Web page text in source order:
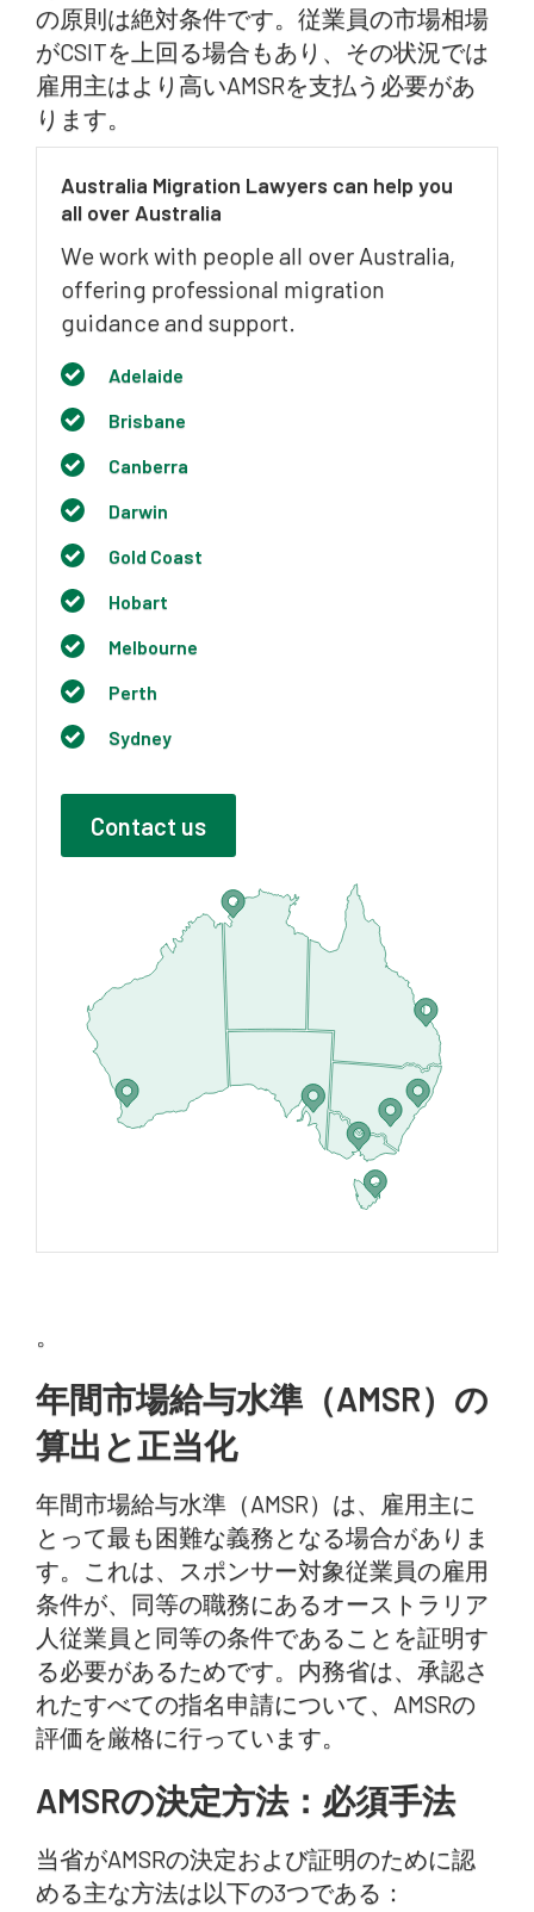
の原則は絶対条件です。従業員の市場相場
がCSITを上回る場合もあり、その状況では
雇用主はより高いAMSRを支払う必要があ
ります。
Australia Migration Lawyers can help you
all over Australia
We work with people all over Australia,
offering professional migration
guidance and support.
Adelaide
Brisbane
Canberra
Darwin
Gold Coast
Hobart
Melbourne
Perth
Sydney
Contact us
年間市場給与水準（AMSR）の
算出と正当化
年間市場給与水準（AMSR）は、雇用主に
とって最も困難な義務となる場合がありま
す。これは、スポンサー対象従業員の雇用
条件が、同等の職務にあるオーストラリア
人従業員と同等の条件であることを証明す
る必要があるためです。内務省は、承認さ
れたすべての指名申請について、AMSRの
評価を厳格に行っています。
AMSRの決定方法：必須手法
当省がAMSRの決定および証明のために認
める主な方法は以下の3つである：